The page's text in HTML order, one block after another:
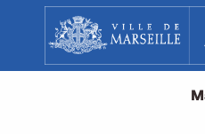
contenu
principal